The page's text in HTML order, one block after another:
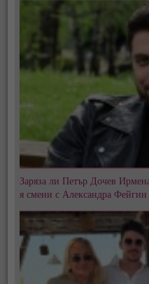
Заряза ли Петър Дочев
я смени с Александра Фейгин